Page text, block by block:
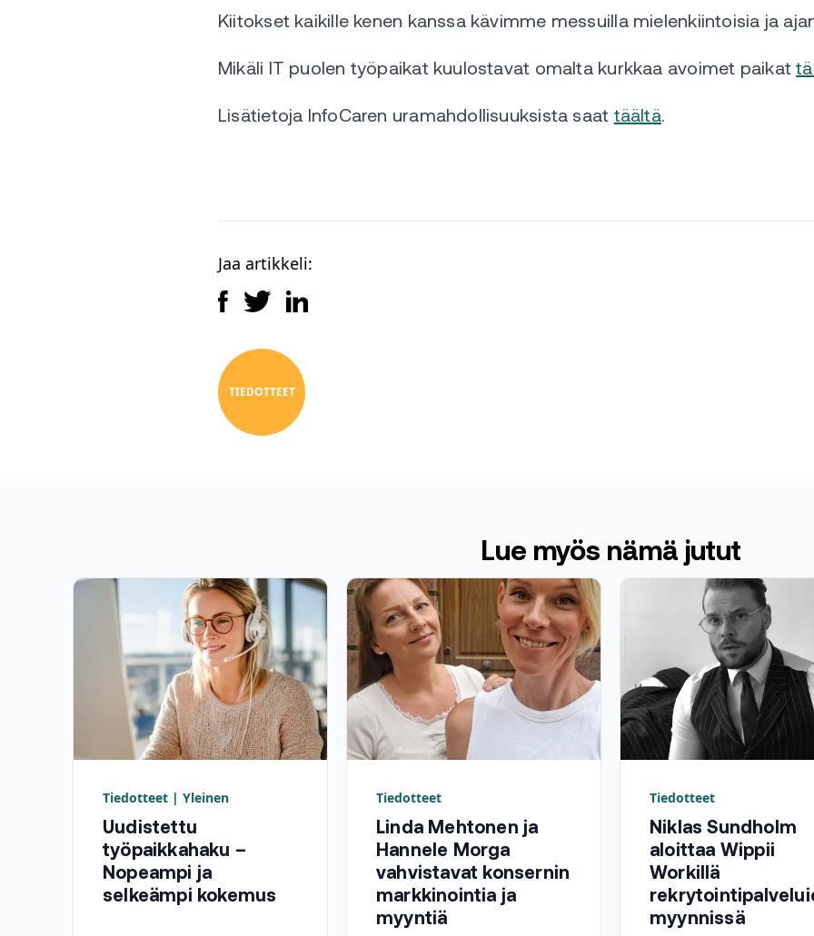
Kiitokset kaikille kenen kanssa kävimme messuilla mielenkiintoisia ja
Mikäli IT puolen työpaikat kuulostavat omalta kurkkaa avoimet paikat
Lisätietoja InfoCaren uramahdollisuuksista saat täältä.
Jaa artikkeli:
TIEDOTTEET
Lue myös nämä jutut
Tiedotteet | Yleinen
Uudistettu
työpaikkahaku –
Nopeampi ja
selkeämpi kokemus
Tiedotteet
Linda Mehtonen ja
Hannele Morga
vahvistavat konsernin
markkinointia ja
myyntiä
Tiedotteet
Niklas Sundholm
aloittaa Wippii
Workillä
myynnissä